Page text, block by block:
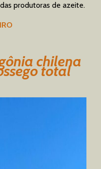
produtoras de azeite.
chilena
total